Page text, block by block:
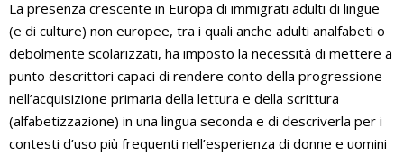
La presenza crescente in Europa di immigrati adulti di lingue
(e di culture) non europee, tra i quali anche adulti analfabeti o
debolmente scolarizzati, ha imposto la necessità di mettere a
punto descrittori capaci di rendere conto della progressione
nell’acquisizione primaria della lettura e della scrittura
(alfabetizzazione) in una lingua seconda e di descriverla per i
contesti d’uso più frequenti nell’esperienza di donne e uomini